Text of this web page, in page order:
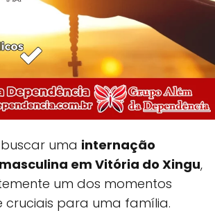
uma internação
em Vitória do Xingu,
um dos momentos
cruciais para uma família.